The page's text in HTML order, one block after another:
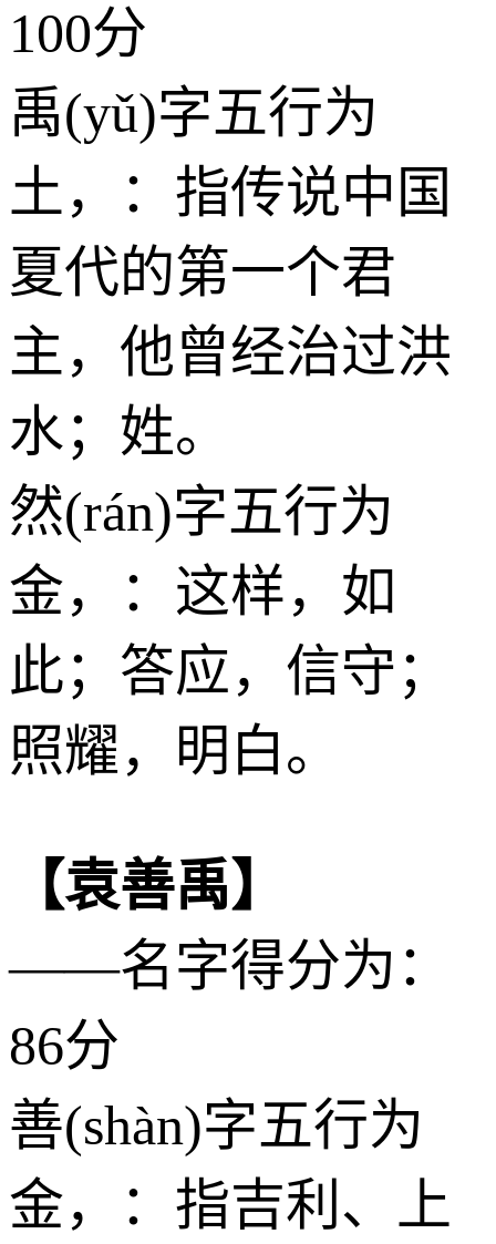
100分
禹(yǔ)字五行为
土，：指传说中国
夏代的第一个君
主，他曾经治过洪
水；姓。
然(rán)字五行为
金，：这样，如
此；答应，信守；
照耀，明白。
【袁善禹】
——名字得分为：
86分
善(shàn)字五行为
金，：指吉利、上